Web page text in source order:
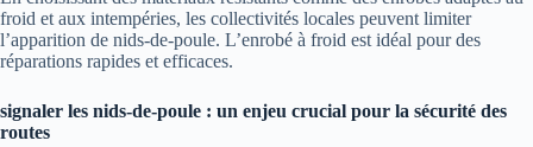
froid et aux intempéries, les collectivités locales peuvent limiter
l’apparition de nids-de-poule. L’enrobé à froid est idéal pour des
réparations rapides et efficaces.
signaler les nids-de-poule : un enjeu crucial pour la sécurité des
routes